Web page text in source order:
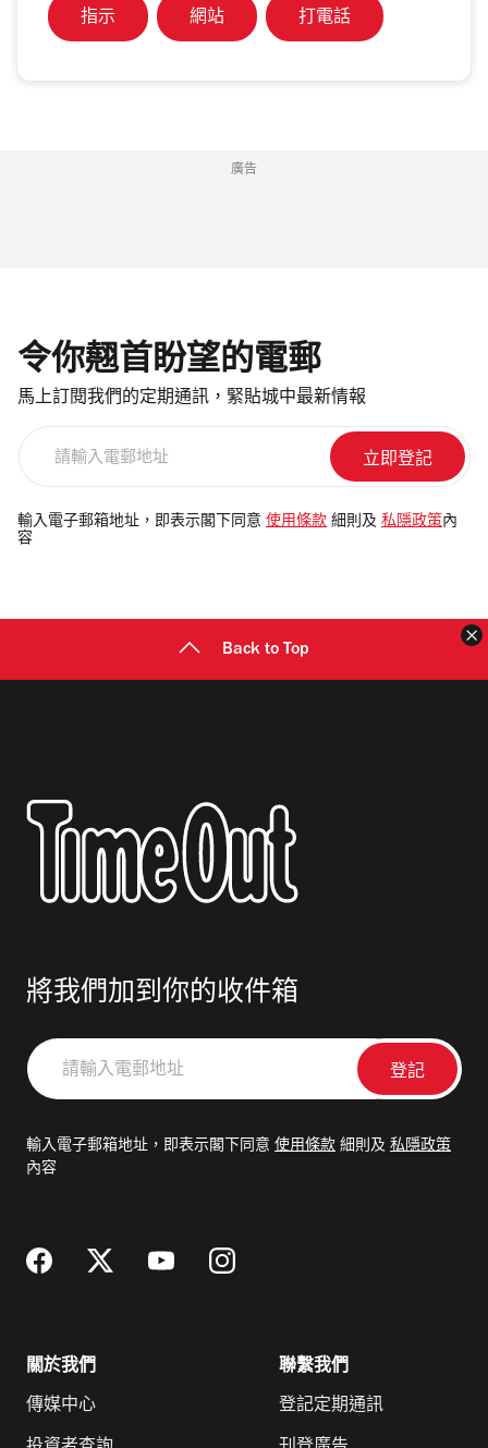
指示 網站 打電話
廣告
令你翹首盼望的電郵
馬上訂閱我們的定期通訊，緊貼城中最新情報
電
郵
輸入電子郵箱地址，即表示閣下同意 使用條款 細則及 私隱政策 內
容
Back to Top
將我們加到你的收件箱
請
輸
郵
輸入電子郵箱地址，即表示閣下同意 使用條款 細則及 私隱政策
內容
關於我們
傳媒中心
聯繫我們
登記定期通訊